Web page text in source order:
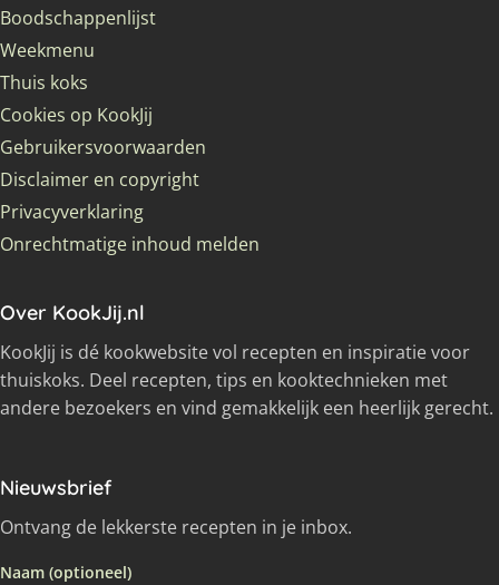
Boodschappenlijst
Weekmenu
Thuis koks
Cookies op KookJij
Gebruikersvoorwaarden
Disclaimer en copyright
Privacyverklaring
Onrechtmatige inhoud melden
Over KookJij.nl
KookJij is dé kookwebsite vol recepten en inspiratie voor
thuiskoks. Deel recepten, tips en kooktechnieken met
andere bezoekers en vind gemakkelijk een heerlijk gerecht.
Nieuwsbrief
Ontvang de lekkerste recepten in je inbox.
Naam (optioneel)